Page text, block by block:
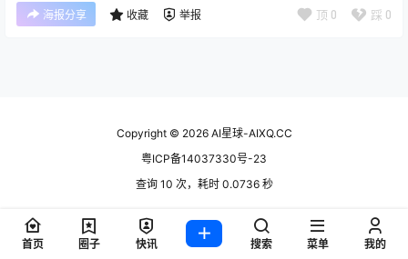
海报分享 收藏 举报 顶 0 踩 0
Copyright © 2026AI星球-AIXQ.CC
粤ICP备14037330号-23
查询 10 次，耗时 0.0736 秒
首页 圈子 快讯 搜索 菜单 我的